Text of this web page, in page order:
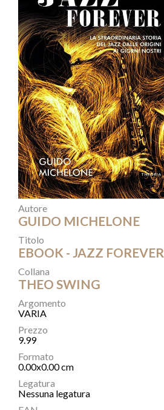
Autore
GUIDO MICHELONE
Titolo
EBOOK - JAZZ FOREVER
Collana
THEO SWING
Argomento
VARIA
Prezzo
9.99
Formato
0.00x0.00 cm
Legatura
Nessuna legatura